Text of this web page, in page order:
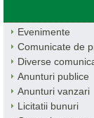
Evenimente
Comunicate de
Diverse
Anunturi publice
Anunturi vanzari
Licitatii bunuri